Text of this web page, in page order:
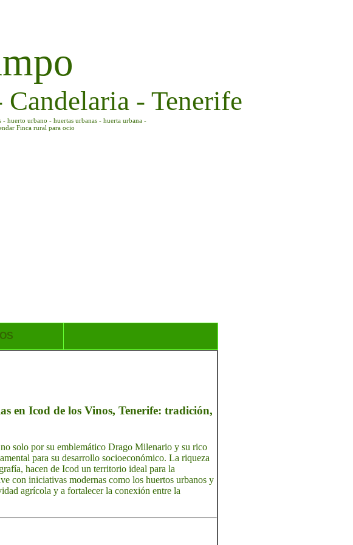
- Tenerife
huerto urbano - huertas urbanas - huerta urbana -
Finca rural para ocio
en Icod de los Vinos, Tenerife: tradición,
solo por su emblemático Drago Milenario y su rico
para su desarrollo socioeconómico. La riqueza
hacen de Icod un territorio ideal para la
con iniciativas modernas como los huertos urbanos y
agrícola y a fortalecer la conexión entre la